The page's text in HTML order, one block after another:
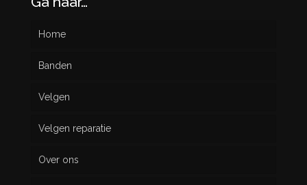
Home
Banden
Nieuw
Gebruikt
Velgen
Velgen reparatie
Over ons